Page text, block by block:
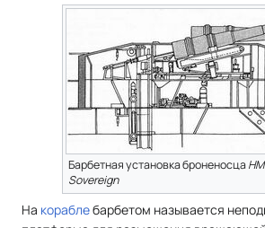
Барбетная установка броненосца
Sovereign
На кораблебарбетом называется